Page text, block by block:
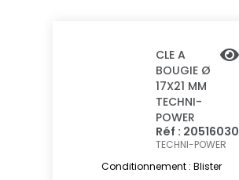
CLE A
BOUGIE Ø
17X21 MM
TECHNI-
POWER
Réf : 20516030
TECHNI-POWER
Conditionnement : Blister